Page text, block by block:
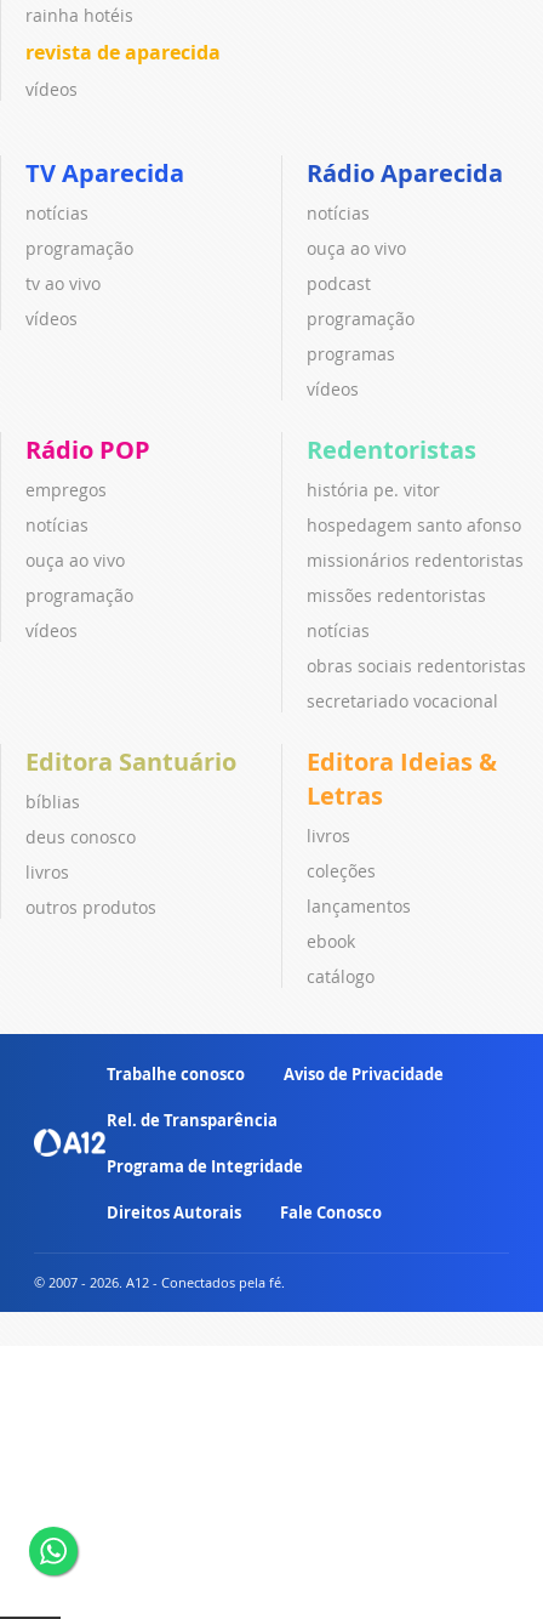
rainha hotéis
revista de aparecida
vídeos
TV Aparecida
notícias
programação
tv ao vivo
vídeos
Rádio Aparecida
notícias
ouça ao vivo
podcast
programação
programas
vídeos
Rádio POP
empregos
notícias
ouça ao vivo
programação
vídeos
Redentoristas
história pe. vitor
hospedagem santo afonso
missionários redentoristas
missões redentoristas
notícias
obras sociais redentoristas
secretariado vocacional
Editora Santuário
bíblias
deus conosco
livros
outros produtos
Editora Ideias &
Letras
livros
coleções
lançamentos
ebook
catálogo
Trabalhe conosco Aviso de Privacidade
Rel. de Transparência
Programa de Integridade
Direitos Autorais Fale Conosco
© 2007 - 2026. A12 - Conectados pela fé.